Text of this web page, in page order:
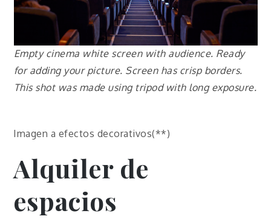
Empty cinema white screen with audience. Ready
for adding your picture. Screen has crisp borders.
This shot was made using tripod with long exposure.
Imagen a efectos decorativos(**)
Alquiler de
espacios